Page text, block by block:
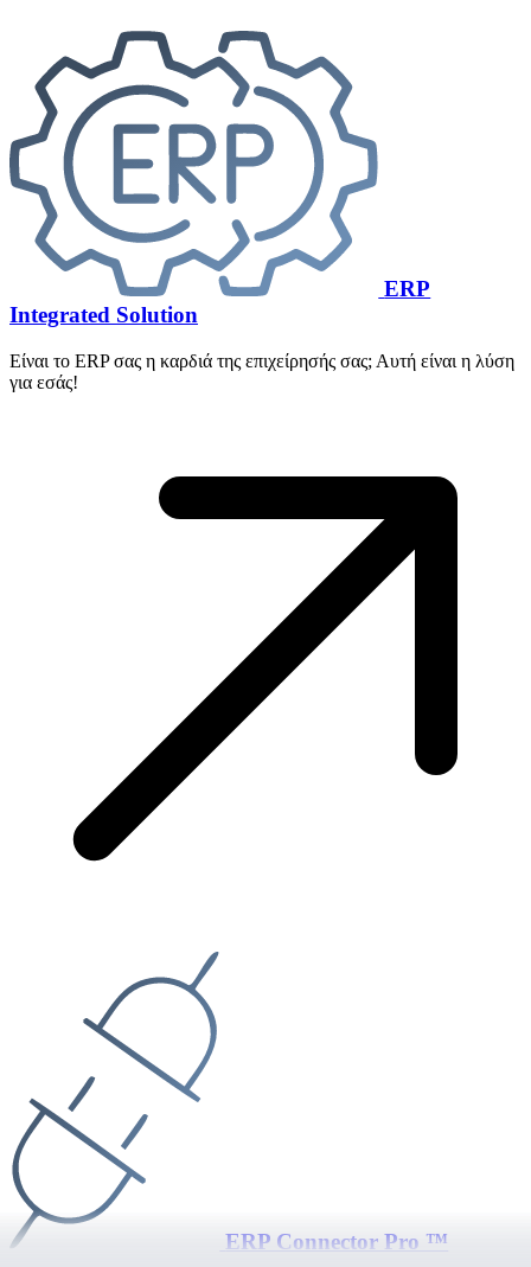
ERP
Integrated Solution
Είναι το ERP σας η καρδιά της επιχείρησής σας; Αυτή είναι η λύση
για εσάς!
ERP Connector Pro ™